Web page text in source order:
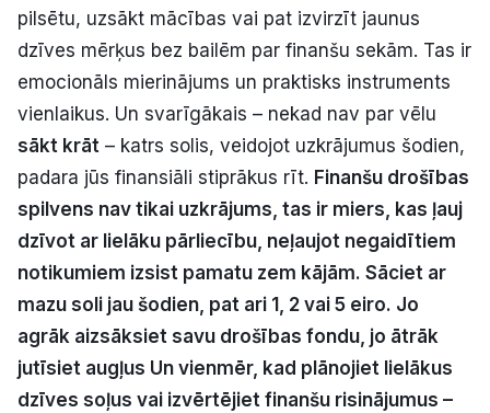
pilsētu, uzsākt mācības vai pat izvirzīt jaunus
dzīves mērķus bez bailēm par finanšu sekām. Tas ir
emocionāls mierinājums un praktisks instruments
vienlaikus. Un svarīgākais – nekad nav par vēlu
sākt krāt – katrs solis, veidojot uzkrājumus šodien,
padara jūs finansiāli stiprākus rīt. Finanšu drošības
spilvens nav tikai uzkrājums, tas ir miers, kas ļauj
dzīvot ar lielāku pārliecību, neļaujot negaidītiem
notikumiem izsist pamatu zem kājām. Sāciet ar
mazu soli jau šodien, pat ari 1, 2 vai 5 eiro. Jo
agrāk aizsāksiet savu drošības fondu, jo ātrāk
jutīsiet augļus Un vienmēr, kad plānojiet lielākus
dzīves soļus vai izvērtējiet finanšu risinājumus –